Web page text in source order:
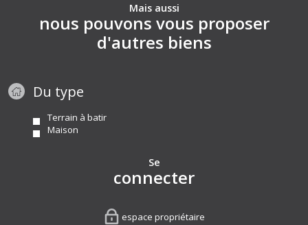
Mais aussi
nous pouvons vous proposer
d'autres biens
Du type
Terrain à batir
Maison
Se
connecter
espace propriétaire